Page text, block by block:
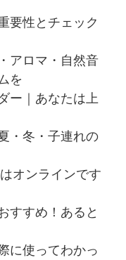
要性とチェック
アロマ・自然音
を
ー｜あなたは上
・冬・子連れの
オンラインです
すすめ！あると
に使ってわかっ